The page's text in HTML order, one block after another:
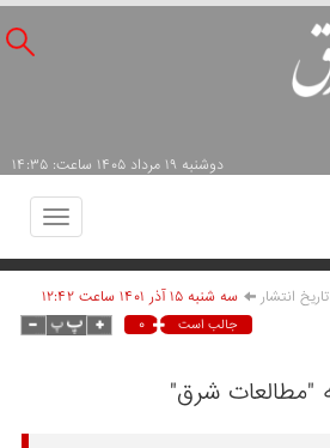
دوشنبه ۱۹ مرداد ۱۴۰۵ ساعت: ۱۴:۳۵
Toggle
تاریخ انتشار سه شنبه ۱۵ آذر ۱۴۰۱ ساعت ۱۲:۴۲
جالب است ۰